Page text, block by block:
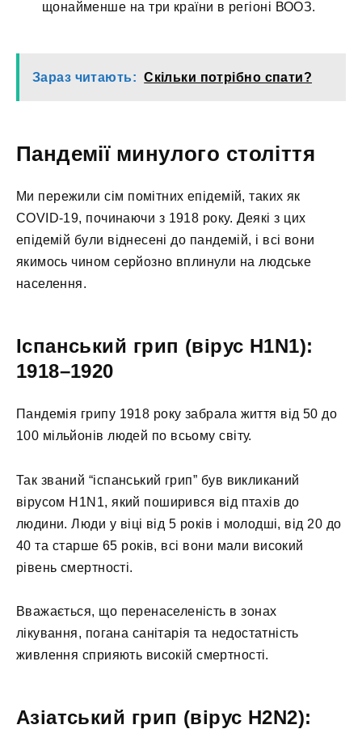
щонайменше на три країни в регіоні ВООЗ.
Зараз читають: Скільки потрібно спати?
Пандемії минулого століття
Ми пережили сім помітних епідемій, таких як
COVID-19, починаючи з 1918 року. Деякі з цих
епідемій були віднесені до пандемій, і всі вони
якимось чином серйозно вплинули на людське
населення.
Іспанський грип (вірус H1N1):
1918–1920
Пандемія грипу 1918 року забрала життя від 50 до
100 мільйонів людей по всьому світу.
Так званий “іспанський грип” був викликаний
вірусом H1N1, який поширився від птахів до
людини. Люди у віці від 5 років і молодші, від 20 до
40 та старше 65 років, всі вони мали високий
рівень смертності.
Вважається, що перенаселеність в зонах
лікування, погана санітарія та недостатність
живлення сприяють високій смертності.
Азіатський грип (вірус H2N2):